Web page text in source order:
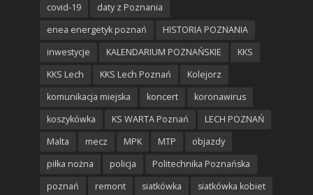
covid-19
daty z Poznania
enea energetyk poznań
HISTORIA POZNANIA
inwestycje
KALENDARIUM POZNAŃSKIE
KKS
KKS Lech
KKS Lech Poznań
Kolejorz
komunikacja miejska
koncert
koronawirus
koszykówka
KS WARTA Poznań
LECH POZNAŃ
Malta
mecz MPK MTP
objazdy
piłka nożna
policja
Politechnika Poznańska
poznań
remont siatkówka siatkówka kobiet